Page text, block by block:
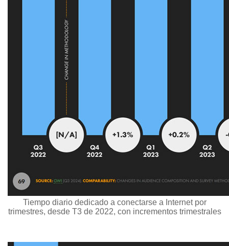
Tiempo diario dedicado a conectarse a Internet por
trimestres, desde T3 de 2022, con incrementos trimestrales